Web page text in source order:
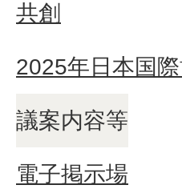
共創
2025年日本国
議案内容等
電子掲示場